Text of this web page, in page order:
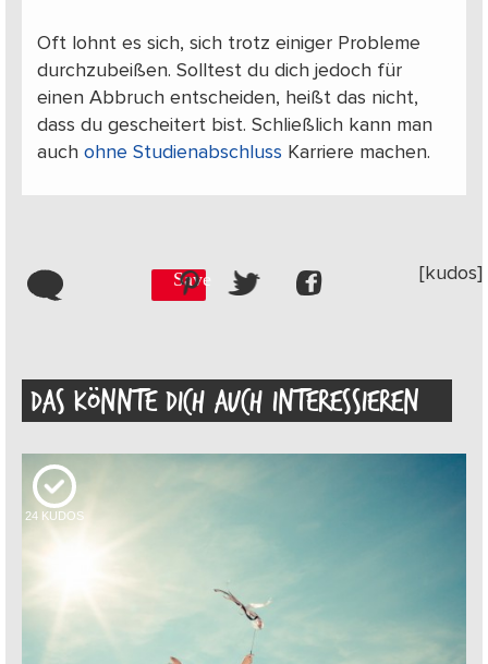
Oft lohnt es sich, sich trotz einiger Probleme
durchzubeißen. Solltest du dich jedoch für
einen Abbruch entscheiden, heißt das nicht,
dass du gescheitert bist. Schließlich kann man
auch ohne Studienabschluss Karriere machen.
Save [kudos]
DAS KÖNNTE DICH AUCH INTERESSIEREN
24 KUDOS